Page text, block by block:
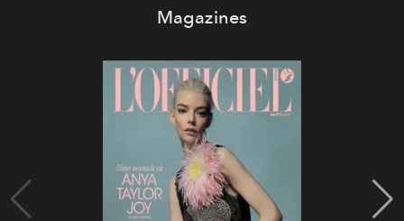
Magazines